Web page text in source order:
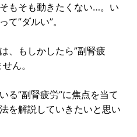
もそも動きたくない…。い
”ダルい”。
、もしかしたら”副腎疲
ん。
る”副腎疲労”に焦点を当て
を解説していきたいと思い